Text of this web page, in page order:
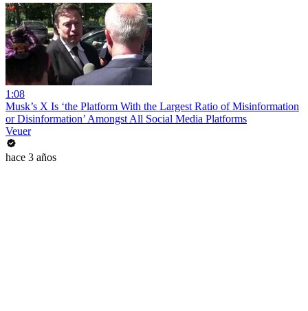
1:08
Musk’s X Is ‘the Platform With the Largest Ratio of Misinformation
or Disinformation’ Amongst All Social Media Platforms
Veuer
hace 3 años